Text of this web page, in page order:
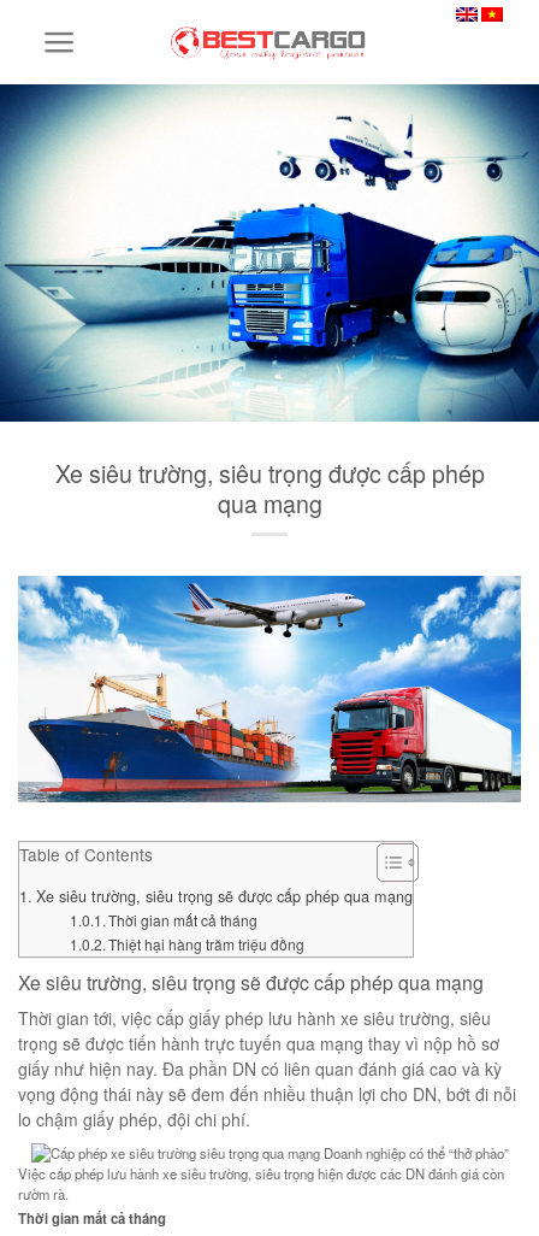
Xe siêu trường, siêu trọng được cấp phép
qua mạng
Table of Contents
Xe siêu trường, siêu trọng sẽ được cấp phép qua mạng
Thời gian mất cả tháng
Thiệt hại hàng trăm triệu đồng
Xe siêu trường, siêu trọng sẽ được cấp phép qua mạng
Thời gian tới, việc cấp giấy phép lưu hành xe siêu trường, siêu
trọng sẽ được tiến hành trực tuyến qua mạng thay vì nộp hồ sơ
giấy như hiện nay. Đa phần DN có liên quan đánh giá cao và kỳ
vọng động thái này sẽ đem đến nhiều thuận lợi cho DN, bớt đi nỗi
lo chậm giấy phép, đội chi phí.
Việc cấp phép lưu hành xe siêu trường, siêu trọng hiện được các DN đánh giá còn
rườm rà.
Thời gian mất cả tháng